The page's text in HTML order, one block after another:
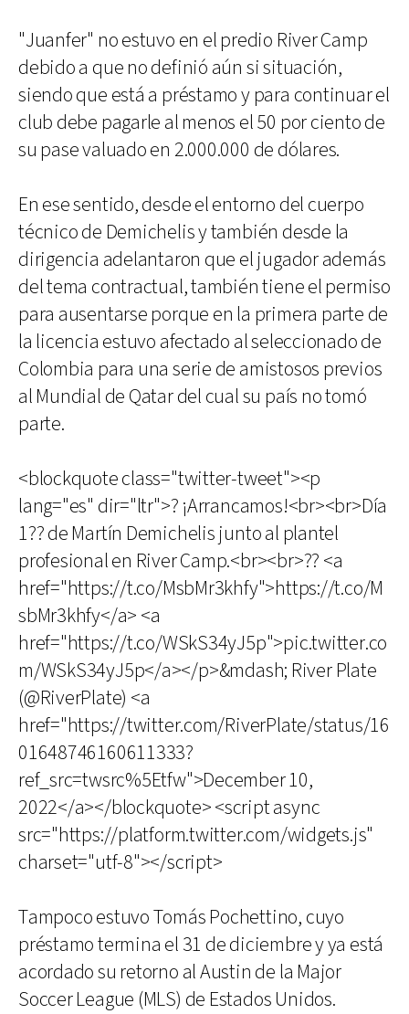
"Juanfer" no estuvo en el predio River Camp
debido a que no definió aún si situación,
siendo que está a préstamo y para continuar el
club debe pagarle al menos el 50 por ciento de
su pase valuado en 2.000.000 de dólares.
En ese sentido, desde el entorno del cuerpo
técnico de Demichelis y también desde la
dirigencia adelantaron que el jugador además
del tema contractual, también tiene el permiso
para ausentarse porque en la primera parte de
la licencia estuvo afectado al seleccionado de
Colombia para una serie de amistosos previos
al Mundial de Qatar del cual su país no tomó
parte.
<blockquote class="twitter-tweet"><p
lang="es" dir="ltr">? ¡Arrancamos!<br><br>Día
1?? de Martín Demichelis junto al plantel
profesional en River Camp.<br><br>?? <a
href="https://t.co/MsbMr3khfy">https://t.co/M
sbMr3khfy</a> <a
href="https://t.co/WSkS34yJ5p">pic.twitter.co
m/WSkS34yJ5p</a></p>&mdash; River Plate
(@RiverPlate) <a
href="https://twitter.com/RiverPlate/status/16
01648746160611333?
ref_src=twsrc%5Etfw">December 10,
2022</a></blockquote> <script async
src="https://platform.twitter.com/widgets.js"
charset="utf-8"></script>
Tampoco estuvo Tomás Pochettino, cuyo
préstamo termina el 31 de diciembre y ya está
acordado su retorno al Austin de la Major
Soccer League (MLS) de Estados Unidos.